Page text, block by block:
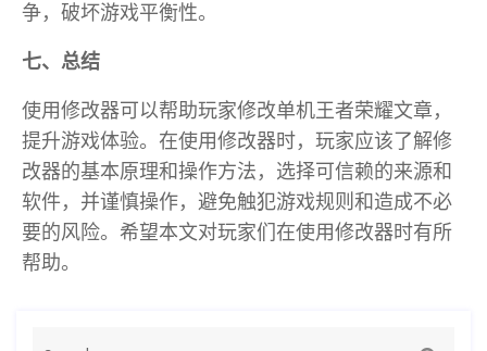
争，破坏游戏平衡性。
七、总结
使用修改器可以帮助玩家修改单机王者荣耀文章，
提升游戏体验。在使用修改器时，玩家应该了解修
改器的基本原理和操作方法，选择可信赖的来源和
软件，并谨慎操作，避免触犯游戏规则和造成不必
要的风险。希望本文对玩家们在使用修改器时有所
帮助。